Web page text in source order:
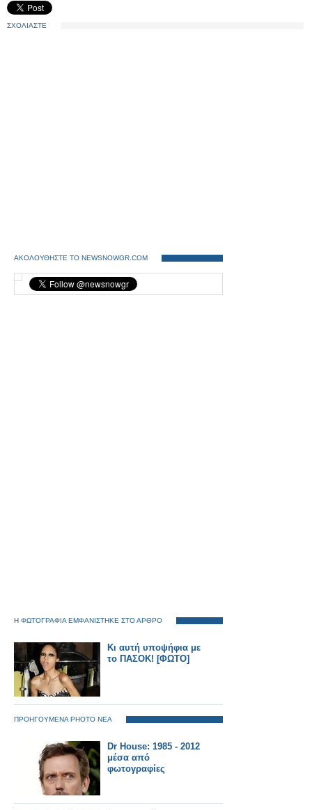
ΣΧΟΛΙΑΣΤΕ
ΑΚΟΛΟΥΘΗΣΤΕ ΤΟ NEWSNOWGR.COM
Η ΦΩΤΟΓΡΑΦΙΑ ΕΜΦΑΝΙΣΤΗΚΕ ΣΤΟ ΑΡΘΡΟ
Κι αυτή υποψήφια με
το ΠΑΣΟΚ! [ΦΩΤΟ]
ΠΡΟΗΓΟΥΜΕΝΑ PHOTO ΝΕΑ
Dr House: 1985 - 2012
μέσα από
φωτογραφίες